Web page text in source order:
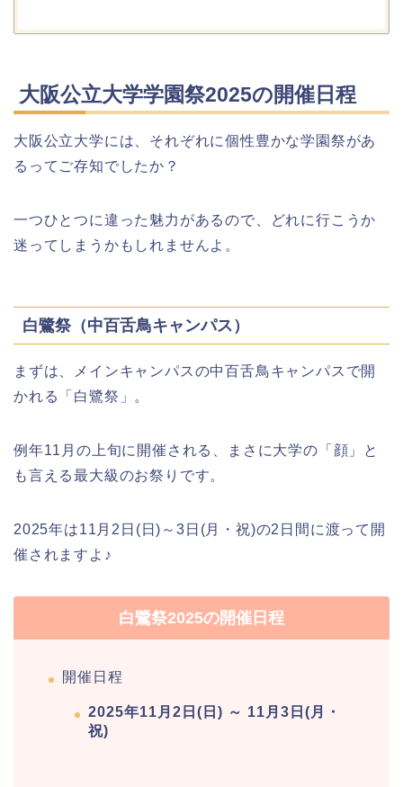
悠久山公園桜祭り2026の屋台や出店
は?ライトアップや駐車場情報も!
熊谷桜祭り(花見)2026の屋台(出店)の
福井桜祭り2026の屋台は何時まで(い
つまで)?交通規制や混雑は?
上田城桜祭り2026屋台・出店まとめ!
大阪公立大学学園祭2025の開催日程
大阪公立大学には、それぞれに個性豊かな学園祭があ
るってご存知でしたか？
一つひとつに違った魅力があるので、どれに行こうか
迷ってしまうかもしれませんよ。
白鷺祭（中百舌鳥キャンパス）
まずは、メインキャンパスの中百舌鳥キャンパスで開
かれる「白鷺祭」。
例年11月の上旬に開催される、まさに大学の「顔」と
も言える最大級のお祭りです。
2025年は11月2日(日)～3日(月・祝)の2日間に渡って開
催されますよ♪
白鷺祭2025の開催日程
開催日程
2025年11月2日(日) ～ 11月3日(月・
祝)